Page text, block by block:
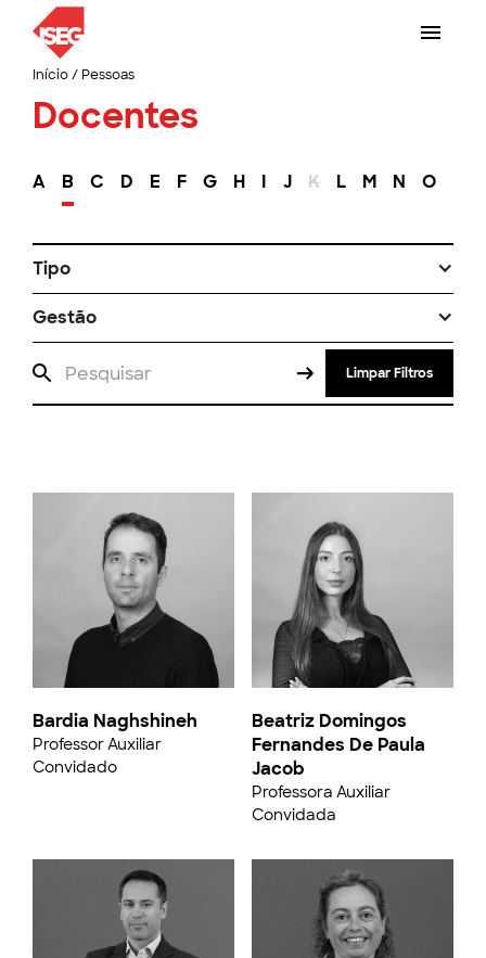
Início/ Pessoas
Docentes
A B C D E F G H I J K L M N O
Tipo
Gestão
Limpar Filtros
Bardia Naghshineh
Professor Auxiliar
Convidado
Beatriz Domingos
Fernandes De Paula
Jacob
Professora Auxiliar
Convidada